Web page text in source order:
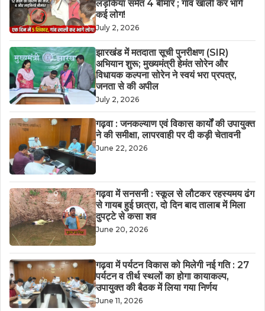
लड़कियां समेत 4 बीमार ; गांव खाली कर भागे
कई लोग!
July 2, 2026
झारखंड में मतदाता सूची पुनरीक्षण (SIR)
अभियान शुरू; मुख्यमंत्री हेमंत सोरेन और
विधायक कल्पना सोरेन ने स्वयं भरा प्रपत्र,
जनता से की अपील
July 2, 2026
गढ़वा : जनकल्याण एवं विकास कार्यों की उपायुक्त
ने की समीक्षा, लापरवाही पर दी कड़ी चेतावनी
June 22, 2026
गढ़वा में सनसनी : स्कूल से लौटकर रहस्यमय ढंग
से गायब हुई छात्रा, दो दिन बाद तालाब में मिला
दुपट्टे से कसा शव
June 20, 2026
गढ़वा में पर्यटन विकास को मिलेगी नई गति : 27
पर्यटन व तीर्थ स्थलों का होगा कायाकल्प,
उपायुक्त की बैठक में लिया गया निर्णय
June 11, 2026